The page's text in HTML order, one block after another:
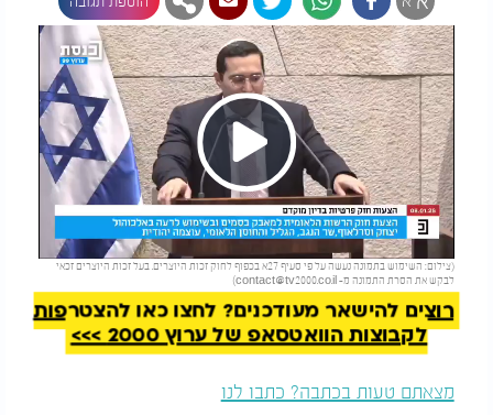
Play
Video
(צילום: השימוש בתמונה נעשה על פי סעיף 27א בכפוף לחוק זכות היוצרים. בעל זכות היוצרים זכאי
לבקש את הסרת התמונה מ- contact@tv2000.co.il
)
להמשך קריאה
רוצים להישאר מעודכנים? לחצו כאן להצטרפות
לקבוצות הוואטסאפ של ערוץ 2000 >>>
מצאתם טעות בכתבה? כתבו לנו